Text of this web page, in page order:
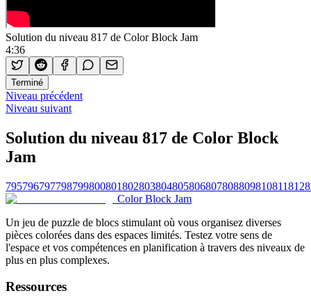
Solution du niveau 817 de Color Block Jam
4:36
Terminé
Niveau précédent
Niveau suivant
Solution du niveau 817 de Color Block
Jam
795796797798799800801802803804805806807808809810811812
Color Block Jam
Un jeu de puzzle de blocs stimulant où vous organisez diverses
pièces colorées dans des espaces limités. Testez votre sens de
l'espace et vos compétences en planification à travers des niveaux de
plus en plus complexes.
Ressources